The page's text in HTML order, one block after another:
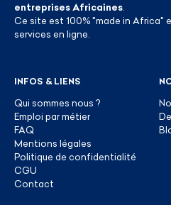
entreprises Africaines
Ce site est 100% "made in Africa"
services en ligne.
INFOS & LIENS
Qui sommes nous ?
Emploi par métier
FAQ
Mentions légales
Politique de confidentialité
CGU
Contact